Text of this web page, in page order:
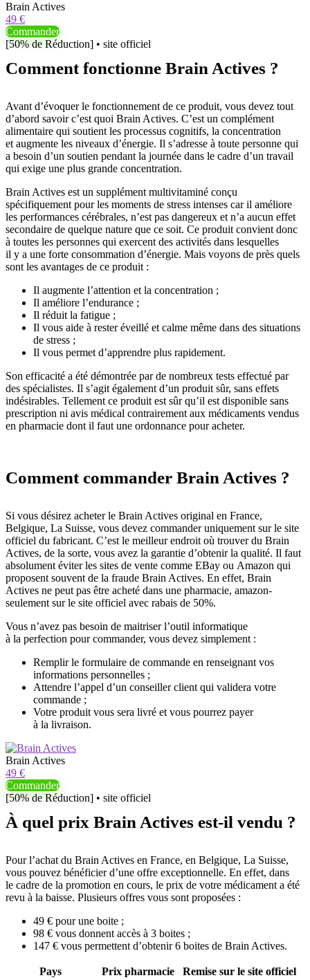
Brain Actives
49 €
Commander
[50% de Réduction] • site officiel
Comment fonctionne Brain Actives ?
Avant d’évoquer le fonctionnement de ce produit, vous devez tout
d’abord savoir c’est quoi Brain Actives. C’est un complément
alimentaire qui soutient les processus cognitifs, la concentration
et augmente les niveaux d’énergie. Il s’adresse à toute personne qui
a besoin d’un soutien pendant la journée dans le cadre d’un travail
qui exige une plus grande concentration.
Brain Actives est un supplément multivitaminé conçu
spécifiquement pour les moments de stress intenses car il améliore
les performances cérébrales, n’est pas dangereux et n’a aucun effet
secondaire de quelque nature que ce soit. Ce produit convient donc
à toutes les personnes qui exercent des activités dans lesquelles
il y a une forte consommation d’énergie. Mais voyons de près quels
sont les avantages de ce produit :
Il augmente l’attention et la concentration ;
Il améliore l’endurance ;
Il réduit la fatigue ;
Il vous aide à rester éveillé et calme même dans des situations
de stress ;
Il vous permet d’apprendre plus rapidement.
Son efficacité a été démontrée par de nombreux tests effectué par
des spécialistes. Il s’agit également d’un produit sûr, sans effets
indésirables. Tellement ce produit est sûr qu’il est disponible sans
prescription ni avis médical contrairement aux médicaments vendus
en pharmacie dont il faut une ordonnance pour acheter.
Comment commander Brain Actives ?
Si vous désirez acheter le Brain Actives original en France,
Belgique, La Suisse, vous devez commander uniquement sur le site
officiel du fabricant. C’est le meilleur endroit où trouver du Brain
Actives, de la sorte, vous avez la garantie d’obtenir la qualité. Il faut
absolument éviter les sites de vente comme EBay ou Amazon qui
proposent souvent de la fraude Brain Actives. En effet, Brain
Actives ne peut pas être acheté dans une pharmacie, amazon-
seulement sur le site officiel avec rabais de 50%.
Vous n’avez pas besoin de maitriser l’outil informatique
à la perfection pour commander, vous devez simplement :
Remplir le formulaire de commande en renseignant vos
informations personnelles ;
Attendre l’appel d’un conseiller client qui validera votre
commande ;
Votre produit vous sera livré et vous pourrez payer
à la livraison.
Brain Actives
49 €
Commander
[50% de Réduction] • site officiel
À quel prix Brain Actives est-il vendu ?
Pour l’achat du Brain Actives en France, en Belgique, La Suisse,
vous pouvez bénéficier d’une offre exceptionnelle. En effet, dans
le cadre de la promotion en cours, le prix de votre médicament a été
revu à la baisse. Plusieurs offres vous sont proposées :
49 € pour une boite ;
98 € vous donnent accès à 3 boites ;
147 € vous permettent d’obtenir 6 boites de Brain Actives.
Pays Prix pharmacie Remise sur le site officiel